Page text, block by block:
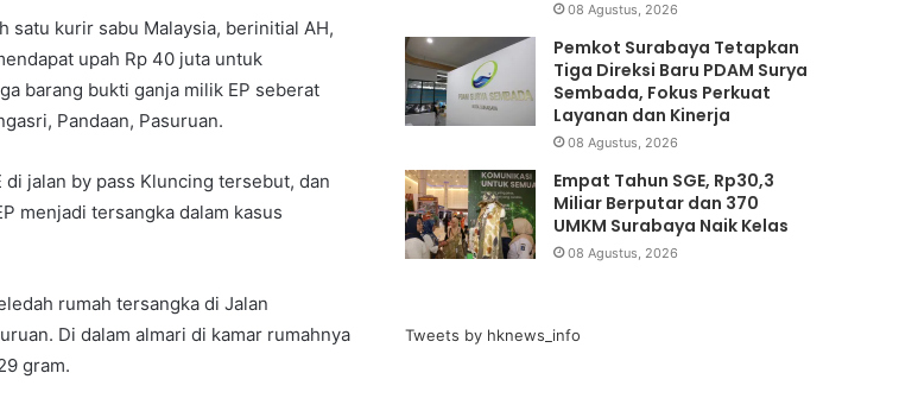
satu kurir sabu Malaysia, berinitial AH,
upah Rp 40 juta untuk
barang bukti ganja milik EP seberat
Pandaan, Pasuruan.
jalan by pass Kluncing tersebut, dan
menjadi tersangka dalam kasus
rumah tersangka di Jalan
Di dalam almari di kamar rumahnya
gram.
08 Agustus, 2026
Pemkot Surabaya Tetapkan
Tiga Direksi Baru PDAM Surya
Sembada, Fokus Perkuat
Layanan dan Kinerja
08 Agustus, 2026
Empat Tahun SGE, Rp30,3
Miliar Berputar dan 370
UMKM Surabaya Naik Kelas
08 Agustus, 2026
Tweets by hknews_info